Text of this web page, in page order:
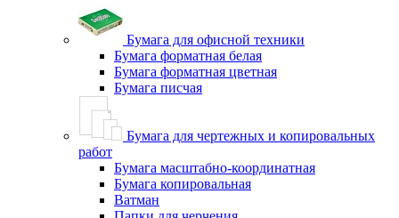
Бумага для офисной техники
Бумага форматная белая
Бумага форматная цветная
Бумага писчая
Бумага для чертежных и копировальных
работ
Бумага масштабно-координатная
Бумага копировальная
Ватман